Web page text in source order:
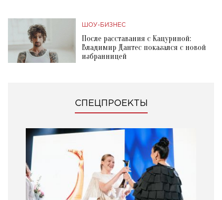
ШОУ-БИЗНЕС
После расставания с Кацуриной:
Владимир Дантес показался с новой
избранницей
СПЕЦПРОЕКТЫ